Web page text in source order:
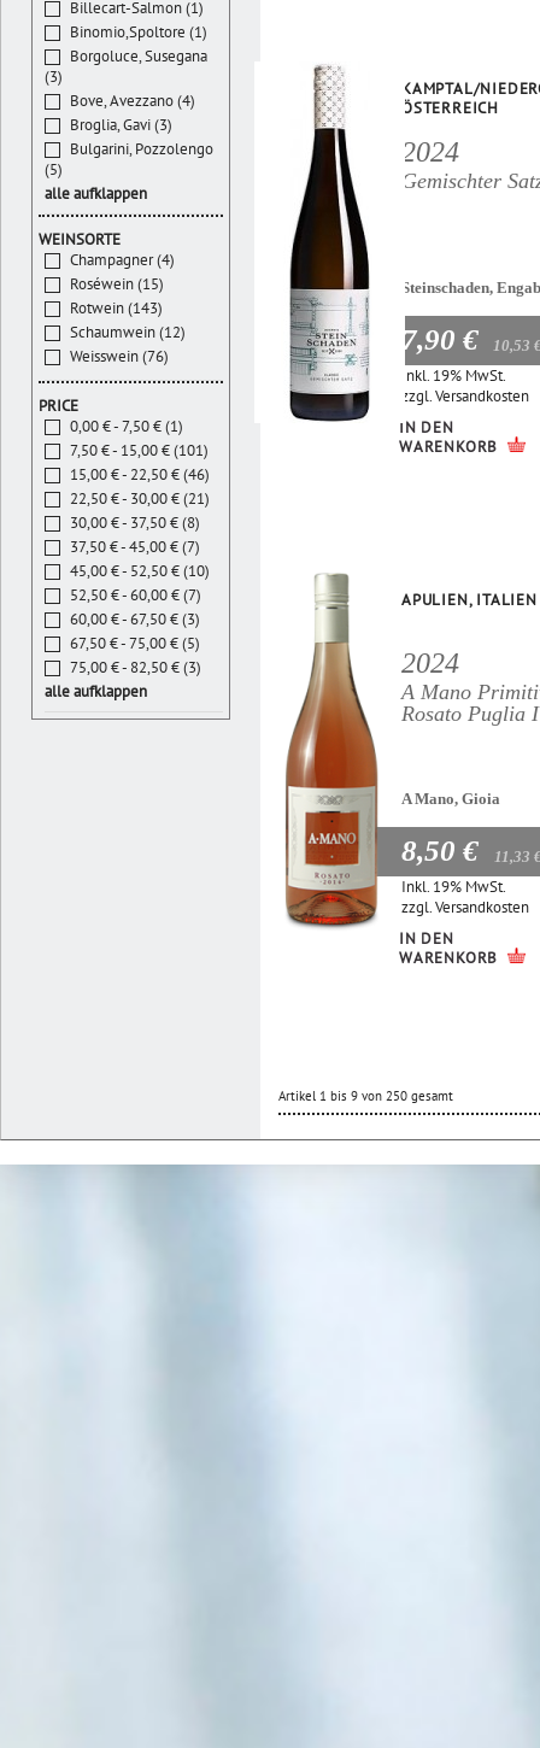
KAMPTAL/
ÖSTERREICH
2024
Gemischter
Steinschaden,
7,90 € 10,53
Inkl. 19% MwSt.
zzgl.Versandkosten
IN DEN
WARENKORB
APULIEN, ITALIEN
2024
A Mano
Rosato Puglia
A Mano, Gioia
8,50 € 11,33
Inkl. 19% MwSt.
zzgl.Versandkosten
IN DEN
WARENKORB
Artikel 1 bis 9 von 250 gesamt
Billecart-Salmon (1)
Binomio,Spoltore (1)
Borgoluce, Susegana
(3)
Bove, Avezzano (4)
Broglia, Gavi (3)
Bulgarini, Pozzolengo
(5)
alle aufklappen
WEINSORTE
Champagner (4)
Roséwein (15)
Rotwein (143)
Schaumwein (12)
Weisswein (76)
PRICE
0,00 € - 7,50 € (1)
7,50 € - 15,00 € (101)
15,00 € - 22,50 € (46)
22,50 € - 30,00 € (21)
30,00 € - 37,50 € (8)
37,50 € - 45,00 € (7)
45,00 € - 52,50 € (10)
52,50 € - 60,00 € (7)
60,00 € - 67,50 € (3)
67,50 € - 75,00 € (5)
75,00 € - 82,50 € (3)
alle aufklappen